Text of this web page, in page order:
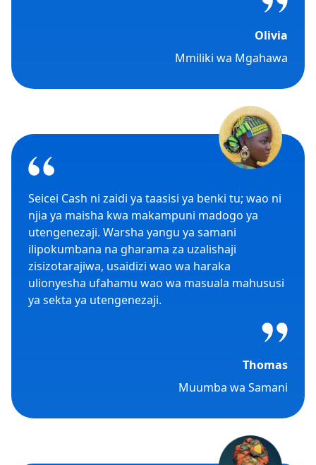
Olivia
Mmiliki wa Mgahawa
Seicei Cash ni zaidi ya taasisi ya benki tu; wao ni
njia ya maisha kwa makampuni madogo ya
utengenezaji. Warsha yangu ya samani
ilipokumbana na gharama za uzalishaji
zisizotarajiwa, usaidizi wao wa haraka
ulionyesha ufahamu wao wa masuala mahususi
ya sekta ya utengenezaji.
Thomas
Muumba wa Samani